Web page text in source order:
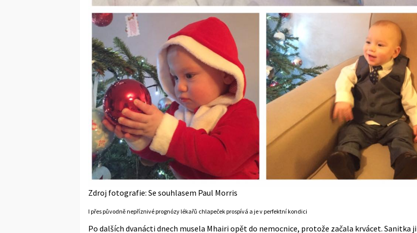
Zdroj fotografie: Se souhlasem Paul Morris
I přes původně nepříznivé prognózy lékařů chlapeček prospívá a je v perfektní kondici
Po dalších dvanácti dnech musela Mhairi opět do nemocnice, protože začala krvácet. Sanitka ji